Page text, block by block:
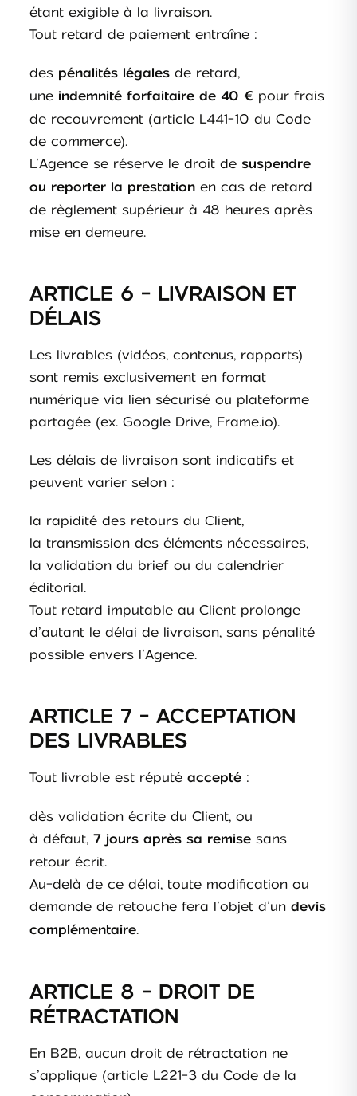
étant exigible à la livraison.
Tout retard de paiement entraîne :
des pénalités légales de retard,
une indemnité forfaitaire de 40 € pour frais
de recouvrement (article L441-10 du Code
de commerce).
L’Agence se réserve le droit de suspendre
ou reporter la prestation en cas de retard
de règlement supérieur à 48 heures après
mise en demeure.
ARTICLE 6 - LIVRAISON ET
DÉLAIS
Les livrables (vidéos, contenus, rapports)
sont remis exclusivement en format
numérique via lien sécurisé ou plateforme
partagée (ex. Google Drive, Frame.io).
Les délais de livraison sont indicatifs et
peuvent varier selon :
la rapidité des retours du Client,
la transmission des éléments nécessaires,
la validation du brief ou du calendrier
éditorial.
Tout retard imputable au Client prolonge
d’autant le délai de livraison, sans pénalité
possible envers l’Agence.
ARTICLE 7 - ACCEPTATION
DES LIVRABLES
Tout livrable est réputé accepté :
dès validation écrite du Client, ou
à défaut, 7 jours après sa remise sans
retour écrit.
Au-delà de ce délai, toute modification ou
demande de retouche fera l’objet d’un devis
complémentaire.
ARTICLE 8 - DROIT DE
RÉTRACTATION
En B2B, aucun droit de rétractation ne
s’applique (article L221-3 du Code de la